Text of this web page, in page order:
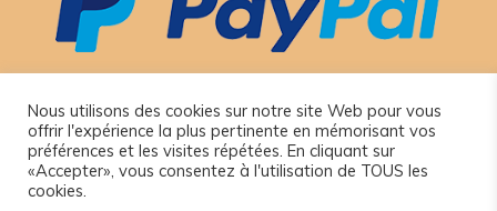
Nous utilisons des cookies sur notre site Web pour vous
offrir l'expérience la plus pertinente en mémorisant vos
préférences et les visites répétées. En cliquant sur
«Accepter», vous consentez à l'utilisation de TOUS les
cookies.